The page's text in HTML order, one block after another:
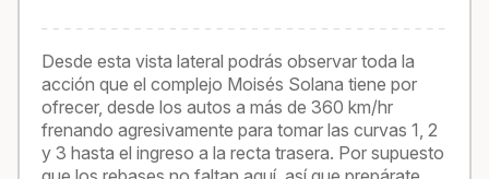
Desde esta vista lateral podrás observar toda la
acción que el complejo Moisés Solana tiene por
ofrecer, desde los autos a más de 360 km/hr
frenando agresivamente para tomar las curvas 1, 2
y 3 hasta el ingreso a la recta trasera. Por supuesto